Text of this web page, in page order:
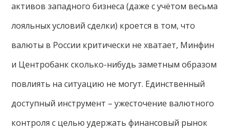
активов западного бизнеса (даже с учётом весьма
лояльных условий сделки) кроется в том, что
валюты в России критически не хватает, Минфин
и Центробанк сколько-нибудь заметным образом
повлиять на ситуацию не могут. Единственный
доступный инструмент – ужесточение валютного
контроля с целью удержать финансовый рынок